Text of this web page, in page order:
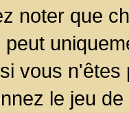
noter que
vous
le jeu